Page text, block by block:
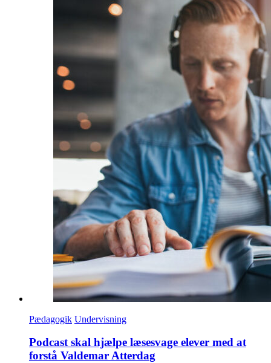
Pædagogik Undervisning
Podcast skal hjælpe læsesvage elever med at
forstå Valdemar Atterdag